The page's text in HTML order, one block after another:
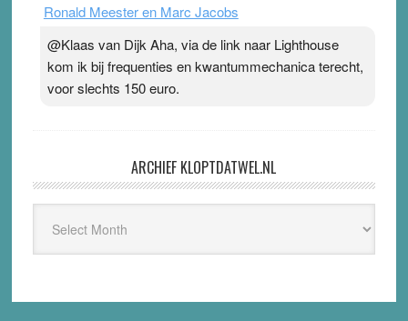
Ronald Meester en Marc Jacobs
@Klaas van Dijk Aha, via de link naar Lighthouse
kom ik bij frequenties en kwantummechanica terecht,
voor slechts 150 euro.
ARCHIEF KLOPTDATWEL.NL
Kloptdatwel.nl